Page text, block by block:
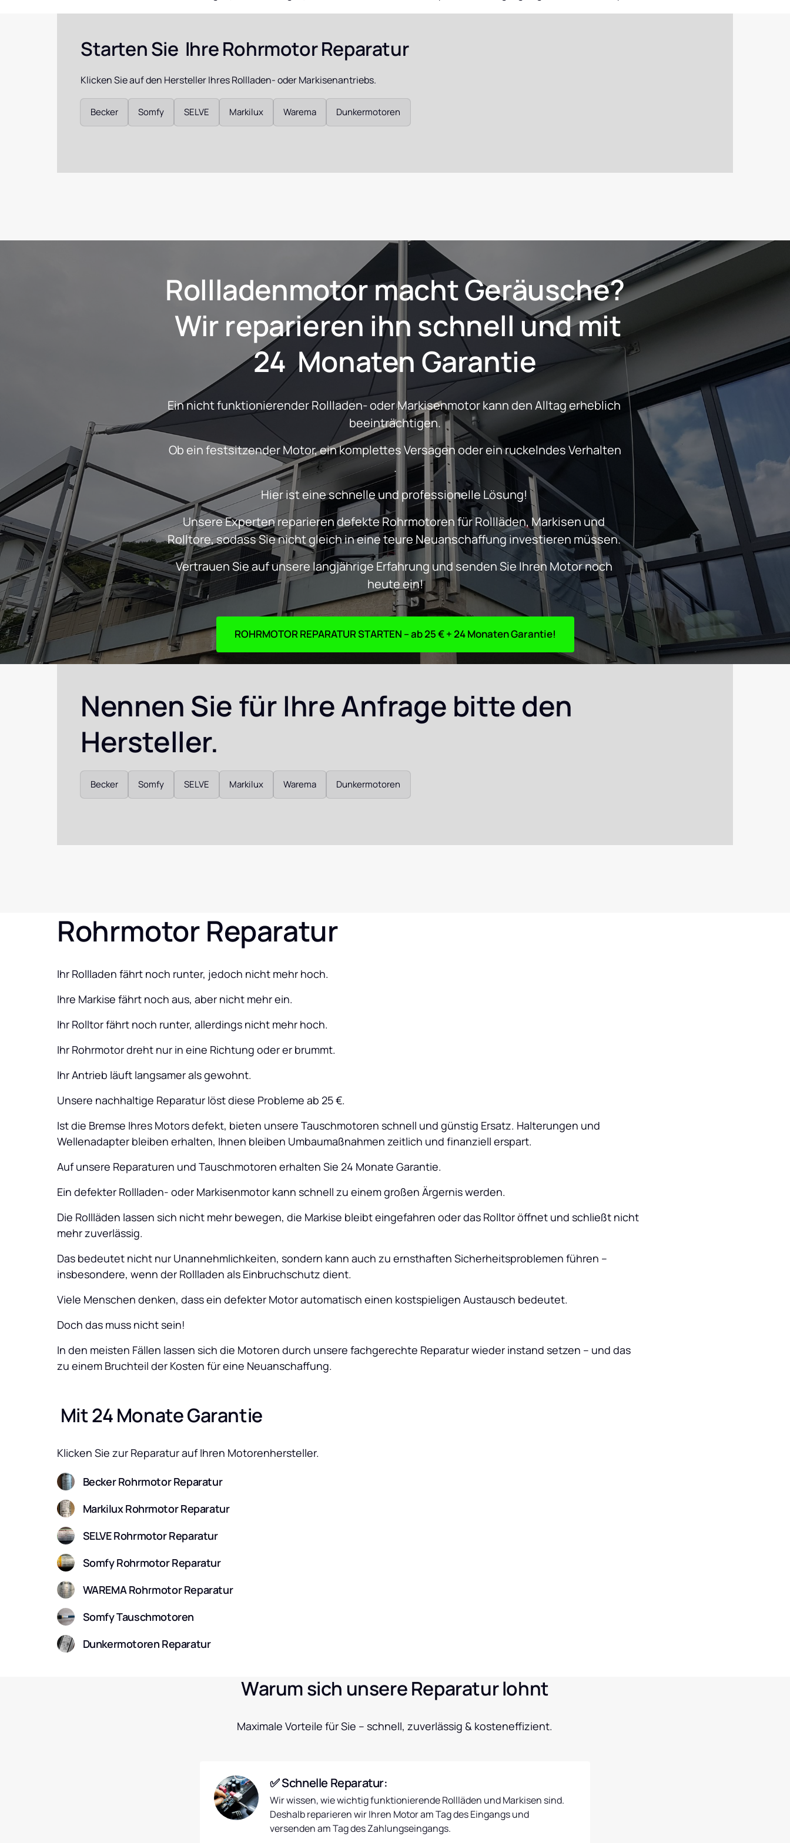
Starten Sie  Ihre Rohrmotor Reparatur
Klicken Sie auf den Hersteller Ihres Rollladen- oder Markisenantriebs.
Becker Somfy SELVE Markilux Warema Dunkermotoren
Rollladenmotor macht Geräusche?
Wir reparieren ihn schnell und mit
24  Monaten Garantie
Ein nicht funktionierender Rollladen- oder Markisenmotor kann den Alltag erheblich
beeinträchtigen.
.
Hier ist eine schnelle und professionelle Lösung!
Unsere Experten reparieren defekte Rohrmotoren für Rollläden, Markisen und
Rolltore, sodass Sie nicht gleich in eine teure Neuanschaffung investieren müssen.
Vertrauen Sie auf unsere langjährige Erfahrung und senden Sie Ihren Motor noch
heute ein!
ROHRMOTOR REPARATUR STARTEN – ab 25 € + 24 Monaten Garantie!
Nennen Sie für Ihre Anfrage bitte den
Hersteller.
Becker Somfy SELVE Markilux Warema Dunkermotoren
Rohrmotor Reparatur
Ihr Rollladen fährt noch runter, jedoch nicht mehr hoch.
Ihre Markise fährt noch aus, aber nicht mehr ein.
Ihr Rolltor fährt noch runter, allerdings nicht mehr hoch.
Ihr Rohrmotor dreht nur in eine Richtung oder er brummt.
Ihr Antrieb läuft langsamer als gewohnt.
Unsere nachhaltige Reparatur löst diese Probleme ab 25 €.
Ist die Bremse Ihres Motors defekt, bieten unsere Tauschmotoren schnell und günstig Ersatz. Halterungen und
Wellenadapter bleiben erhalten, Ihnen bleiben Umbaumaßnahmen zeitlich und finanziell erspart.
Auf unsere Reparaturen und Tauschmotoren erhalten Sie 24 Monate Garantie.
Ein defekter Rollladen- oder Markisenmotor kann schnell zu einem großen Ärgernis werden.
Die Rollläden lassen sich nicht mehr bewegen, die Markise bleibt eingefahren oder das Rolltor öffnet und schließt nicht
mehr zuverlässig.
Das bedeutet nicht nur Unannehmlichkeiten, sondern kann auch zu ernsthaften Sicherheitsproblemen führen –
insbesondere, wenn der Rollladen als Einbruchschutz dient.
Viele Menschen denken, dass ein defekter Motor automatisch einen kostspieligen Austausch bedeutet.
Doch das muss nicht sein!
In den meisten Fällen lassen sich die Motoren durch unsere fachgerechte Reparatur wieder instand setzen – und das
zu einem Bruchteil der Kosten für eine Neuanschaffung.
Mit 24 Monate Garantie
Klicken Sie zur Reparatur auf Ihren Motorenhersteller.
Becker Rohrmotor Reparatur
Markilux Rohrmotor Reparatur
SELVE Rohrmotor Reparatur
Somfy Rohrmotor Reparatur
WAREMA Rohrmotor Reparatur
Somfy Tauschmotoren
Dunkermotoren Reparatur
Warum sich unsere Reparatur lohnt
Maximale Vorteile für Sie – schnell, zuverlässig & kosteneffizient.
✅ Schnelle Reparatur:
Wir wissen, wie wichtig funktionierende Rollläden und Markisen sind.
Deshalb reparieren wir Ihren Motor am Tag des Eingangs und
versenden am Tag des Zahlungseingangs.
Warema Rohrmotor
Programmschaltuhr
Somfy Motorsteuerung